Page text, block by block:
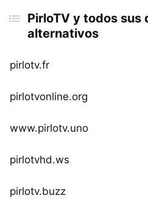
PirloTV y todos sus
alternativos
pirlotv.fr
pirlotvonline.org
www.pirlotv.uno
pirlotvhd.ws
pirlotv.buzz